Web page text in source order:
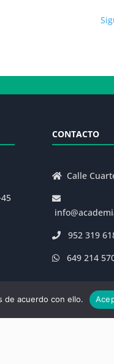
CONTACTO
Calle
952 319
649 214
de acuerdo con ello.